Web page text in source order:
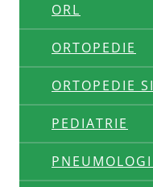
ORL
ORTOPEDIE
ORTOPEDIE
PEDIATRIE